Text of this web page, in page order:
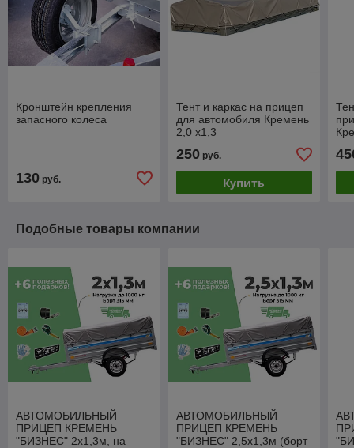
Кронштейн крепления
запасного колеса
130 руб.
Тент и каркас на прицеп
для автомобиля Кремень
2,0 х1,3
250руб.
Купить
Подобные товары компании
АВТОМОБИЛЬНЫЙ
ПРИЦЕП КРЕМЕНЬ
"БИЗНЕС" 2x1,3м, на
АВТОМОБИЛЬНЫЙ
ПРИЦЕП КРЕМЕНЬ
"БИЗНЕС" 2,5x1,3м (борт